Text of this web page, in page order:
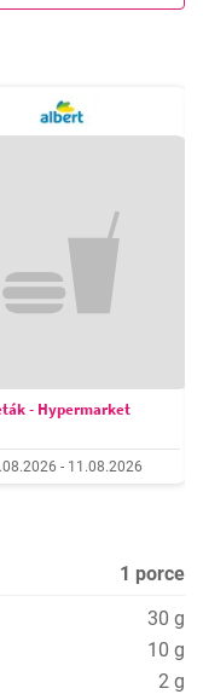
- Hypermarket
- 11.08.2026
1 porce
30 g
10 g
2 g